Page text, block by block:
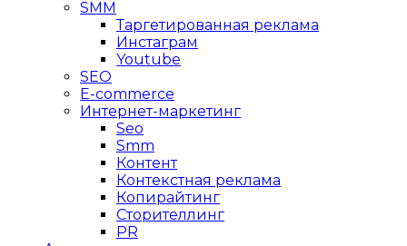
SMM
Таргетированная реклама
Инстаграм
Youtube
SEO
E-сommerce
Интернет-маркетинг
Seo
Smm
Контент
Контекстная реклама
Копирайтинг
Сторителлинг
PR